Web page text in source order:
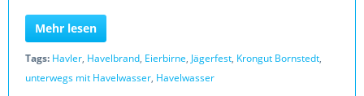
Mehr lesen
Tags: Havler, Havelbrand, Eierbirne, Jägerfest, Krongut Bornstedt,
unterwegs mit Havelwasser, Havelwasser